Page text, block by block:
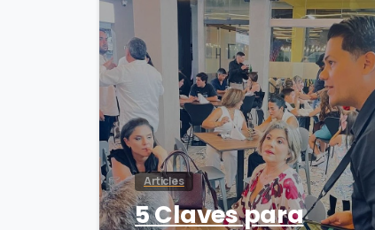
Articles
5 Claves para